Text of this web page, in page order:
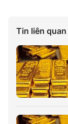
Tin liên quan